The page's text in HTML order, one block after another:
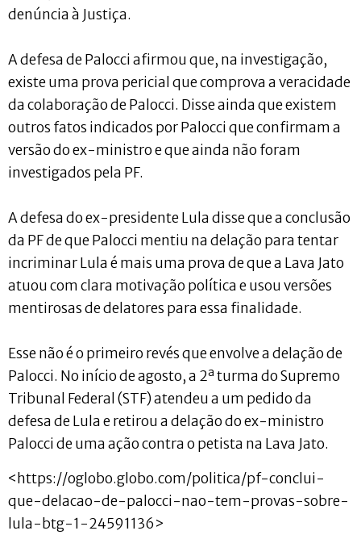
denúncia à Justiça.
A defesa de Palocci afirmou que, na investigação,
existe uma prova pericial que comprova a veracidade
da colaboração de Palocci. Disse ainda que existem
outros fatos indicados por Palocci que confirmam a
versão do ex-ministro e que ainda não foram
investigados pela PF.
A defesa do ex-presidente Lula disse que a conclusão
da PF de que Palocci mentiu na delação para tentar
incriminar Lula é mais uma prova de que a Lava Jato
atuou com clara motivação política e usou versões
mentirosas de delatores para essa finalidade.
Esse não é o primeiro revés que envolve a delação de
Palocci. No início de agosto, a 2ª turma do Supremo
Tribunal Federal (STF) atendeu a um pedido da
defesa de Lula e retirou a delação do ex-ministro
Palocci de uma ação contra o petista na Lava Jato.
<https://oglobo.globo.com/politica/pf-conclui-
que-delacao-de-palocci-nao-tem-provas-sobre-
lula-btg-1-24591136>